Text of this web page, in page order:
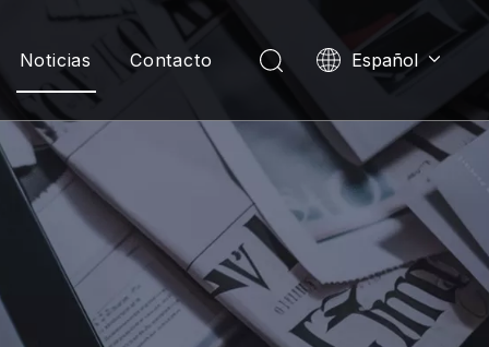
Noticias Contacto Español
العربية
Pусский
Português
한국어